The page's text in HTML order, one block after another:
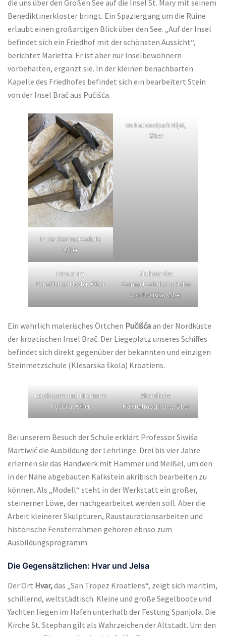
die uns über den Großen See auf die Insel St. Mary mit seinem
Benediktinerkloster bringt. Ein Spaziergang um die Ruine
erlaubt einen großartigen Blick über den See. „Auf der Insel
befindet sich ein Friedhof mit der schönsten Aussicht“,
berichtet Marietta. Er ist aber nur Inselbewohnern
vorbehalten, ergänzt sie. In der kleinen benachbarten
Kapelle des Friedhofes befindet sich ein bearbeitert Stein
von der Insel Brač aus Pučišća.
In der Steinmetzschule
©ber
Fenster im
Benediktinerkloster, ©ber
Skulptur der
Steinmetzschule im Hafen
von Pučišća, ©ber
Ein wahrlich malerisches Örtchen Pučišćaan der Nordküste
der kroatischen Insel Brač. Der Liegeplatz unseres Schiffes
befindet sich direkt gegenüber der bekannten und einzigen
Steinmetzschule (Klesarska škola) Kroatiens.
Leuchtturm und Kirchturm
Pučišća, ©ber
Abendliche
Hafenatmosphäre, ©ber
Bei unserem Besuch der Schule erklärt Professor Siwiśa
Martiwić die Ausbildung der Lehrlinge. Drei bis vier Jahre
erlernen sie das Handwerk mit Hammer und Meißel, um den
in der Nähe abgebauten Kalkstein akribisch bearbeiten zu
können. Als „Modell“ steht in der Werkstatt ein großer,
steinerner Löwe, der nachgearbeitet werden soll. Aber die
Arbeit kleinerer Skulpturen, Raustaurationsarbeiten und
historische Fensterrahmen gehören ebnso zum
Ausbildungsprogramm.
Die Gegensätzlichen: Hvar und Jelsa
Der Ort Hvar,das „San Tropez Kroatiens“, zeigt sich maritim,
schillernd, weltstädtisch. Kleine und große Segelboote und
Yachten liegen im Hafen unterhalb der Festung Spanjola. Die
Kirche St. Stephan gilt als Wahrzeichen der Altstadt. Um den